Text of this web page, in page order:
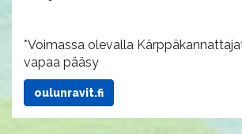
*Voimassa olevalla
vapaa pääsy
oulunravit.fi